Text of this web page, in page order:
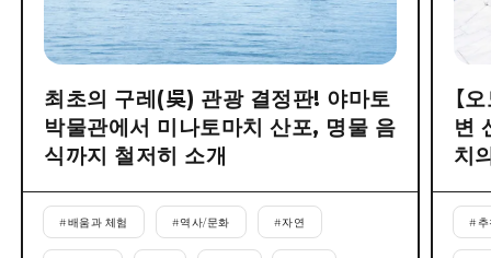
최초의 구레(吳) 관광 결정판! 야마토
박물관에서 미나토마치 산포, 명물 음
식까지 철저히 소개
#배움과 체험 #역사/문화 #자연
【
변
치
#